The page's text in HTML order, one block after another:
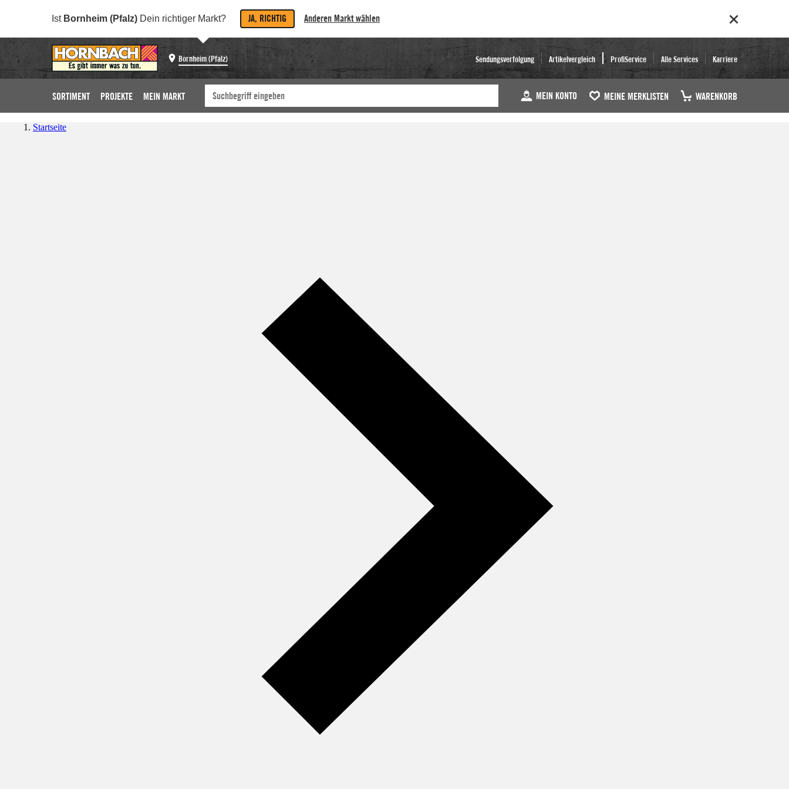
Ist Bornheim (Pfalz) Dein richtiger Markt? JA, RICHTIG Anderen Markt wählen
Bornheim (Pfalz) Sendungsverfolgung Artikelvergleich ProfiService Alle Services Karriere
SORTIMENT PROJEKTE MEIN MARKT MEIN KONTO MEINE MERKLISTEN WARENKORB
Startseite